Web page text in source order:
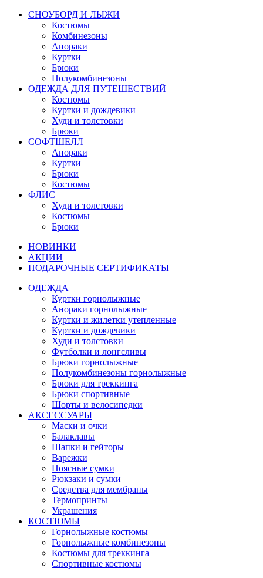
СНОУБОРД И ЛЫЖИ
Костюмы
Комбинезоны
Анораки
Куртки
Брюки
Полукомбинезоны
ОДЕЖДА ДЛЯ ПУТЕШЕСТВИЙ
Костюмы
Куртки и дождевики
Худи и толстовки
Брюки
СОФТШЕЛЛ
Анораки
Куртки
Брюки
Костюмы
ФЛИС
Худи и толстовки
Костюмы
Брюки
НОВИНКИ
АКЦИИ
ПОДАРОЧНЫЕ СЕРТИФИКАТЫ
ОДЕЖДА
Куртки горнолыжные
Анораки горнолыжные
Куртки и жилетки утепленные
Куртки и дождевики
Худи и толстовки
Футболки и лонгсливы
Брюки горнолыжные
Полукомбинезоны горнолыжные
Брюки для треккинга
Брюки спортивные
Шорты и велосипедки
АКСЕССУАРЫ
Маски и очки
Балаклавы
Шапки и гейторы
Варежки
Поясные сумки
Рюкзаки и сумки
Средства для мембраны
Термопринты
Украшения
КОСТЮМЫ
Горнолыжные костюмы
Горнолыжные комбинезоны
Костюмы для треккинга
Спортивные костюмы